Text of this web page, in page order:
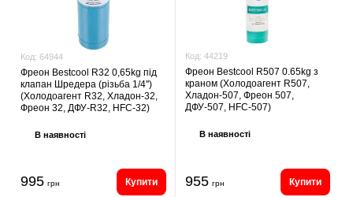
Код: 64944
Фреон Bestcool R32 0,65kg під
клапан Шредера (різьба 1/4'')
(Холодоагент R32, Хладон-32,
Фреон 32, ДФУ-R32, HFC-32)
В наявності
995 грн Купити
Код: 44219
Фреон Bestcool R507 0.65kg з
краном (Холодоагент R507,
Хладон-507, Фреон 507,
ДФУ-507, HFC-507)
В наявності
955 грн Купити